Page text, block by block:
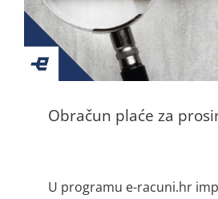
Obračun plaće za
U programu e-racuni.hr